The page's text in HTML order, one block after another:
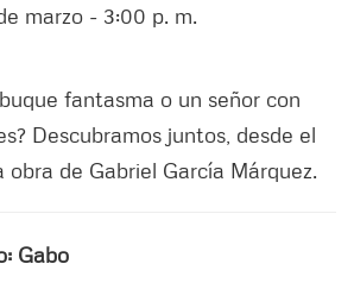
marzo - 3:00 p. m.
fantasma o un señor con
Descubramos juntos, desde el
de Gabriel García Márquez.
Gabo